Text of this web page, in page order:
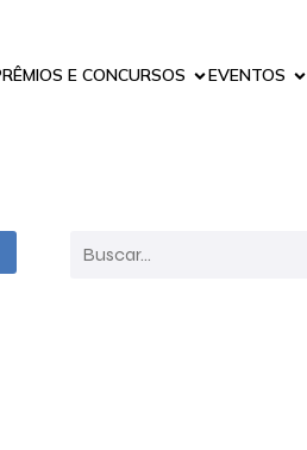
E CONCURSOS EVENTOS